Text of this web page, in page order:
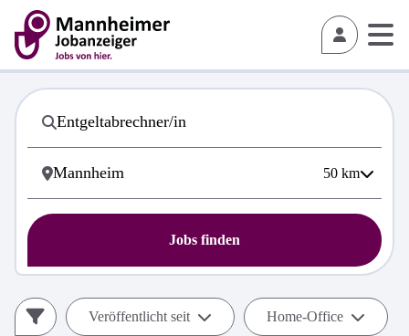
50 km
Jobs finden
Veröffentlicht seit Home-Office